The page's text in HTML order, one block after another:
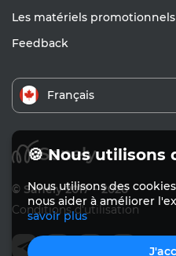
Les matériels promotionnels
Feedback
Français
© Sanely 2017 – 2026
Conditions d'utilisation
🍪 Nous utilisons
Nous utilisons des
nous aider à améliorer
savoir plus